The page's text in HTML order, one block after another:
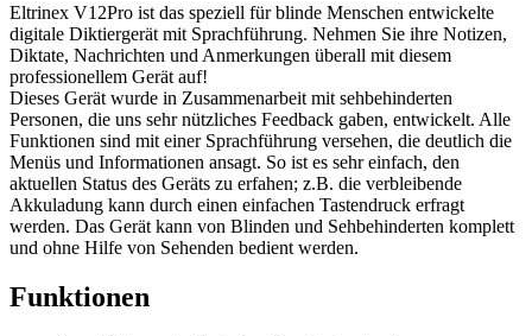
Eltrinex V12Pro ist das speziell für blinde Menschen entwickelte
digitale Diktiergerät mit Sprachführung. Nehmen Sie ihre Notizen,
Diktate, Nachrichten und Anmerkungen überall mit diesem
professionellem Gerät auf!
Dieses Gerät wurde in Zusammenarbeit mit sehbehinderten
Personen, die uns sehr nützliches Feedback gaben, entwickelt. Alle
Funktionen sind mit einer Sprachführung versehen, die deutlich die
Menüs und Informationen ansagt. So ist es sehr einfach, den
aktuellen Status des Geräts zu erfahen; z.B. die verbleibende
Akkuladung kann durch einen einfachen Tastendruck erfragt
werden. Das Gerät kann von Blinden und Sehbehinderten komplett
und ohne Hilfe von Sehenden bedient werden.
Funktionen